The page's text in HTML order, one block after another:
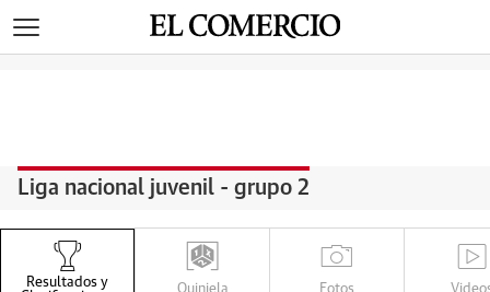
Liga nacional juvenil - grupo 2
R
Resultados y
Q
Quiniela
G
Fotos
V